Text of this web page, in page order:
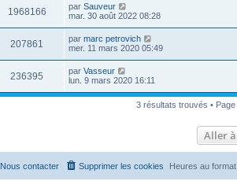
1968166 par Sauveur
mar. 30 août 2022 08:28
207861 par marc petrovich
mer. 11 mars 2020 05:49
236395 par Vasseur
lun. 9 mars 2020 16:11
3 résultats trouvés • Page
Aller à
Heures au format
Supprimer les cookies
Nous contacter